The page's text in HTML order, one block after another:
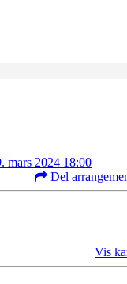
mars 2024 18:00
Del
Vis